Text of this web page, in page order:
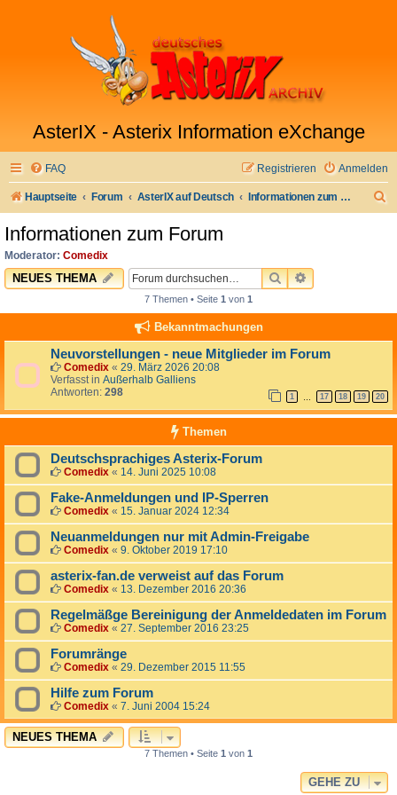
AsterIX - Asterix Information eXchange
FAQ Anmelden
Registrieren
Hauptseite Forum AsterIX auf Deutsch Informationen zum Forum
Informationen zum Forum
Moderator: Comedix
NEUES THEMA SUCHEERWEITERTE
7 Themen • Seite 1 von 1
Bekanntmachungen
Neuvorstellungen - neue Mitglieder im Forum
Comedix « 29. März 2026 20:08
Verfasst in Außerhalb Galliens
Antworten: 298 1 … 17 18 19 20
Themen
Deutschsprachiges Asterix-Forum
Comedix « 14. Juni 2025 10:08
Fake-Anmeldungen und IP-Sperren
Comedix « 15. Januar 2024 12:34
Neuanmeldungen nur mit Admin-Freigabe
Comedix « 9. Oktober 2019 17:10
asterix-fan.de verweist auf das Forum
Comedix « 13. Dezember 2016 20:36
Regelmäßge Bereinigung der Anmeldedaten im Forum
Comedix « 27. September 2016 23:25
Forumränge
Comedix « 29. Dezember 2015 11:55
Hilfe zum Forum
Comedix « 7. Juni 2004 15:24
NEUES THEMA
7 Themen • Seite 1 von 1
GEHE ZU